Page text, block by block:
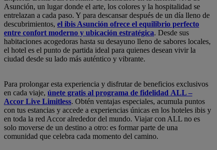
Asunción, un lugar donde el arte, los colores y la hospitalidad se
entrelazan a cada paso. Y para descansar después de un día lleno de
descubrimientos, el ibis Asunción ofrece el equilibrio perfecto
entre confort moderno y ubicación estratégica. Desde sus
habitaciones acogedoras hasta su desayuno lleno de sabores locales,
el hotel es el punto de partida ideal para quienes desean vivir la
ciudad desde su lado más auténtico y vibrante.
Para prolongar esta experiencia y disfrutar de beneficios exclusivos
en cada viaje, únete gratis al programa de fidelidad ALL –
Accor Live Limitless. Obtén ventajas especiales, acumula puntos
con tus estancias y accede a experiencias únicas en los hoteles ibis y
en toda la red Accor alrededor del mundo. Viajar con ALL no es
solo moverse de un destino a otro: es formar parte de una
comunidad que celebra cada momento del camino.